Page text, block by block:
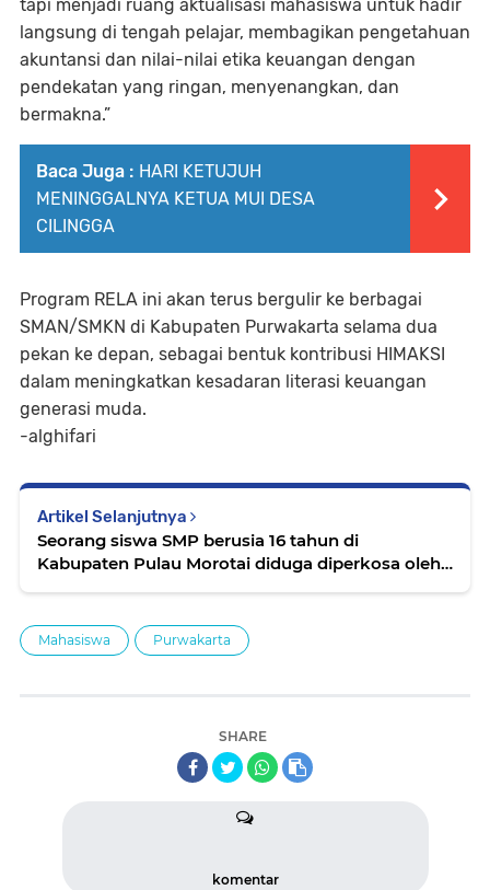
tapi menjadi ruang aktualisasi mahasiswa untuk hadir
langsung di tengah pelajar, membagikan pengetahuan
akuntansi dan nilai-nilai etika keuangan dengan
pendekatan yang ringan, menyenangkan, dan
bermakna.”
Baca Juga : HARI KETUJUH
MENINGGALNYA KETUA MUI DESA
CILINGGA
Program RELA ini akan terus bergulir ke berbagai
SMAN/SMKN di Kabupaten Purwakarta selama dua
pekan ke depan, sebagai bentuk kontribusi HIMAKSI
dalam meningkatkan kesadaran literasi keuangan
generasi muda.
-alghifari
Artikel Selanjutnya
Seorang siswa SMP berusia 16 tahun di
Kabupaten Pulau Morotai diduga diperkosa oleh
Mahasiswa Purwakarta
SHARE
komentar